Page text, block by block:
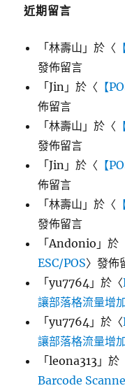
近期留言
「林壽山 」於〈
發佈留言
「Jin 」於〈 【
佈留言
「林壽山 」於〈
發佈留言
「Jin 」於〈 【
佈留言
「林壽山 」於〈
發佈留言
「Andonio 」於
ESC/POS〉發佈
「yu7764 」於〈
讓部落格流量增
「yu7764 」於〈
讓部落格流量增
「leona313 」於
Barcode